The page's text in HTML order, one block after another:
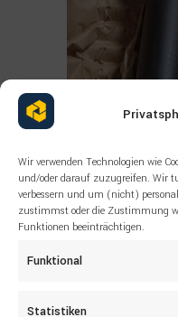
Wir verwenden Technologien wie
und/oder darauf zuzugreifen. Wir
verbessern und um (nicht)
zustimmst oder die Zustimmung
Funktionen beeinträchtigen.
Funktional
Statistiken
ALLE PRODUKTE,
KOMATSU